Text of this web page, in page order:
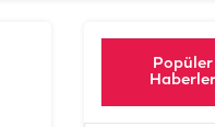
Popüler
Haberler